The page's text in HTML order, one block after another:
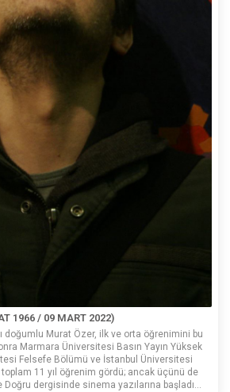
1966 / 09 MART 2022)
doğumlu Murat Özer, ilk ve orta öğrenimini bu
Marmara Üniversitesi Basın Yayın Yüksek
Felsefe Bölümü ve İstanbul Üniversitesi
11 yıl öğrenim gördü; ancak üçünü de
Doğru dergisinde sinema yazılarına başladı...